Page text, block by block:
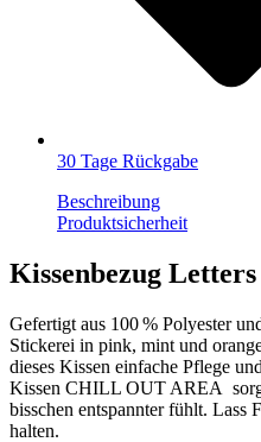
30 Tage Rückgabe
Beschreibung
Produktsicherheit
Kissenbezug
Gefertigt aus 100 % Polyester
Stickerei in pink, mint und
dieses Kissen einfache Pflege
Kissen CHILL OUT AREA
bisschen entspannter fühlt. Lass
halten.